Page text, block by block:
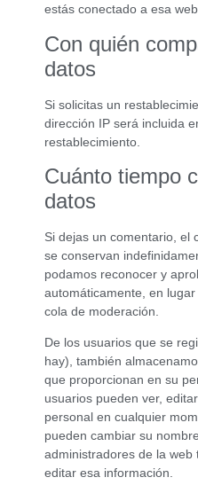
estás conectado a esa
Con quién
datos
Si solicitas un
dirección IP será incluida
restablecimiento.
Cuánto tiempo
datos
Si dejas un comentario, el
se conservan
podamos reconocer y
automáticamente, en
cola de moderación.
De los usuarios que se
hay), también
que proporcionan en su
usuarios pueden ver,
personal en cualquier
pueden cambiar su
administradores de la web
editar esa información.